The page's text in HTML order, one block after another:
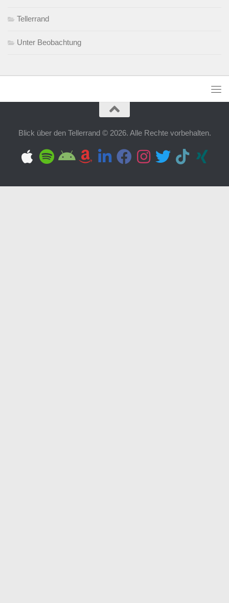
Tellerrand
Unter Beobachtung
Blick über den Tellerrand © 2026. Alle Rechte vorbehalten.